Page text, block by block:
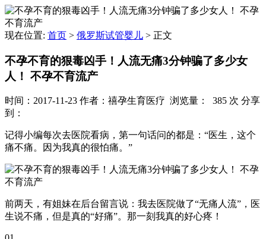
现在位置: 首页 > 俄罗斯试管婴儿 > 正文
不孕不育的狠毒凶手！人流无痛3分钟骗了多少女
人！ 不孕不育流产
时间：2017-11-23 作者：禧孕生育医疗 浏览量： 385 次 分享
到：
记得小编每次去医院看病，第一句话问的都是：“医生，这个
痛不痛。因为我真的很怕痛。”
前两天，有姐妹在后台留言说：我去医院做了“无痛人流”，医
生说不痛，但是真的“好痛”。那一刻我真的好心疼！